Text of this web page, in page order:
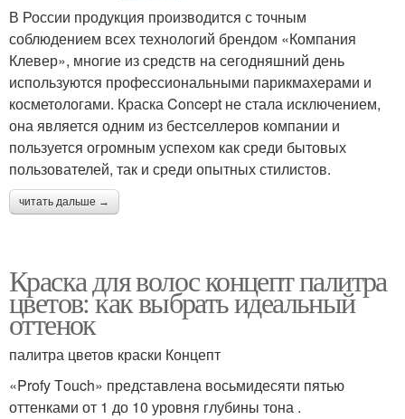
В России продукция производится с точным
соблюдением всех технологий брендом «Компания
Клевер», многие из средств на сегодняшний день
используются профессиональными парикмахерами и
косметологами. Краска Concept не стала исключением,
она является одним из бестселлеров компании и
пользуется огромным успехом как среди бытовых
пользователей, так и среди опытных стилистов.
читать дальше →
Краска для волос концепт палитра
цветов: как выбрать идеальный
оттенок
палитра цветов краски Концепт
«Profy Тouch» представлена восьмидесяти пятью
оттенками от 1 до 10 уровня глубины тона .